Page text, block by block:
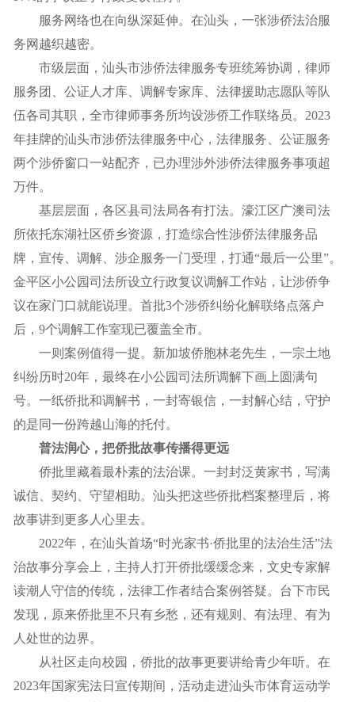
服务网络也在向纵深延伸。在汕头，一张涉侨法治服
务网越织越密。
市级层面，汕头市涉侨法律服务专班统筹协调，律师
服务团、公证人才库、调解专家库、法律援助志愿队等队
伍各司其职，全市律师事务所均设涉侨工作联络员。2023
年挂牌的汕头市涉侨法律服务中心，法律服务、公证服务
两个涉侨窗口一站配齐，已办理涉外涉侨法律服务事项超
万件。
基层层面，各区县司法局各有打法。濠江区广澳司法
所依托东湖社区侨乡资源，打造综合性涉侨法律服务品
牌，宣传、调解、涉企服务一门受理，打通“最后一公里”。
金平区小公园司法所设立行政复议调解工作站，让涉侨争
议在家门口就能说理。首批3个涉侨纠纷化解联络点落户
后，9个调解工作室现已覆盖全市。
一则案例值得一提。新加坡侨胞林老先生，一宗土地
纠纷历时20年，最终在小公园司法所调解下画上圆满句
号。一纸侨批和调解书，一封寄银信，一封解心结，守护
的是同一份跨越山海的托付。
普法润心，把侨批故事传播得更远
侨批里藏着最朴素的法治课。一封封泛黄家书，写满
诚信、契约、守望相助。汕头把这些侨批档案整理后，将
故事讲到更多人心里去。
2022年，在汕头首场“时光家书·侨批里的法治生活”法
治故事分享会上，主持人打开侨批缓缓念来，文史专家解
读潮人守信的传统，法律工作者结合案例答疑。台下市民
发现，原来侨批里不只有乡愁，还有规则、有法理、有为
人处世的边界。
从社区走向校园，侨批的故事更要讲给青少年听。在
2023年国家宪法日宣传期间，活动走进汕头市体育运动学